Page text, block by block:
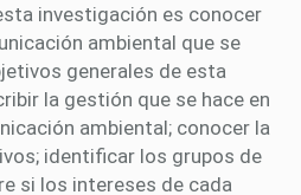
investigación es conocer
ambiental que se
generales de esta
la gestión que se hace en
ambiental; conocer la
identificar los grupos de
si los intereses de cada